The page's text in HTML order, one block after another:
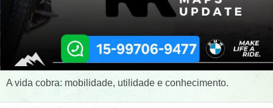
A vida cobra: mobilidade, utilidade e conhecimento.